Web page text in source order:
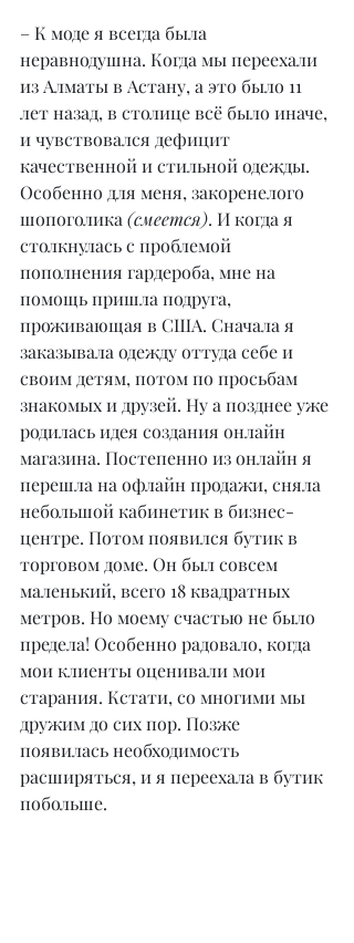
– К моде я всегда была
неравнодушна. Когда мы переехали
из Алматы в Астану, а это было 11
лет назад, в столице всё было иначе,
и чувствовался дефицит
качественной и стильной одежды.
Особенно для меня, закоренелого
шопоголика (смеется). И когда я
столкнулась с проблемой
пополнения гардероба, мне на
помощь пришла подруга,
проживающая в США. Сначала я
заказывала одежду оттуда себе и
своим детям, потом по просьбам
знакомых и друзей. Ну а позднее уже
родилась идея создания онлайн
магазина. Постепенно из онлайн я
перешла на офлайн продажи, сняла
небольшой кабинетик в бизнес-
центре. Потом появился бутик в
торговом доме. Он был совсем
маленький, всего 18 квадратных
метров. Но моему счастью не было
предела! Особенно радовало, когда
мои клиенты оценивали мои
старания. Кстати, со многими мы
дружим до сих пор. Позже
появилась необходимость
расширяться, и я переехала в бутик
побольше.